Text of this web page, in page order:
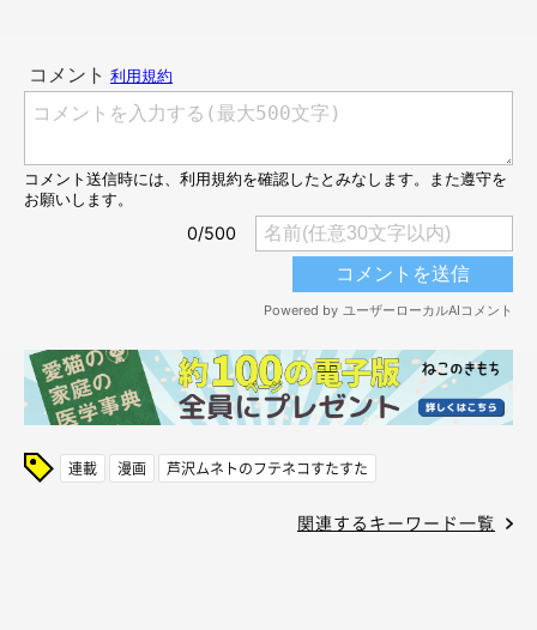
連載 漫画 芦沢ムネトのフテネコすたすた
関連するキーワード一覧